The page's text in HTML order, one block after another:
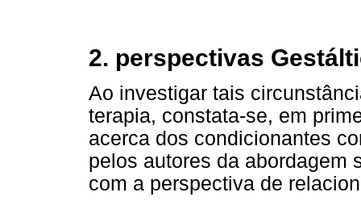
2. perspectivas
Ao investigar tais
terapia, constata-se, em
acerca dos condicionantes
pelos autores da abordagem
com a perspectiva de